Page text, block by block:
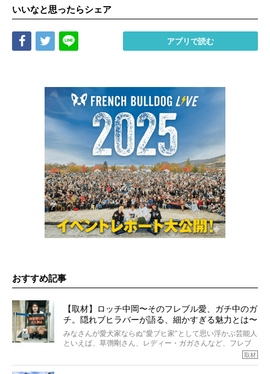
いいなと思ったらシェア
Share Tweet アプリで読む
おすすめ記事
【取材】ロッチ中岡〜そのフレブル愛、ガチ中のガ
チ。隠れブヒラバーが語る、細かすぎる魅力とは〜
【前編】
みなさんが愛犬家ならぬ“愛ブヒ家”として思い浮かぶ芸能人
といえば、草彅剛さん、レディー・ガガさんなど、フレブ
ルを飼っている方が多いと思います。が、ロッチ中岡さん取材